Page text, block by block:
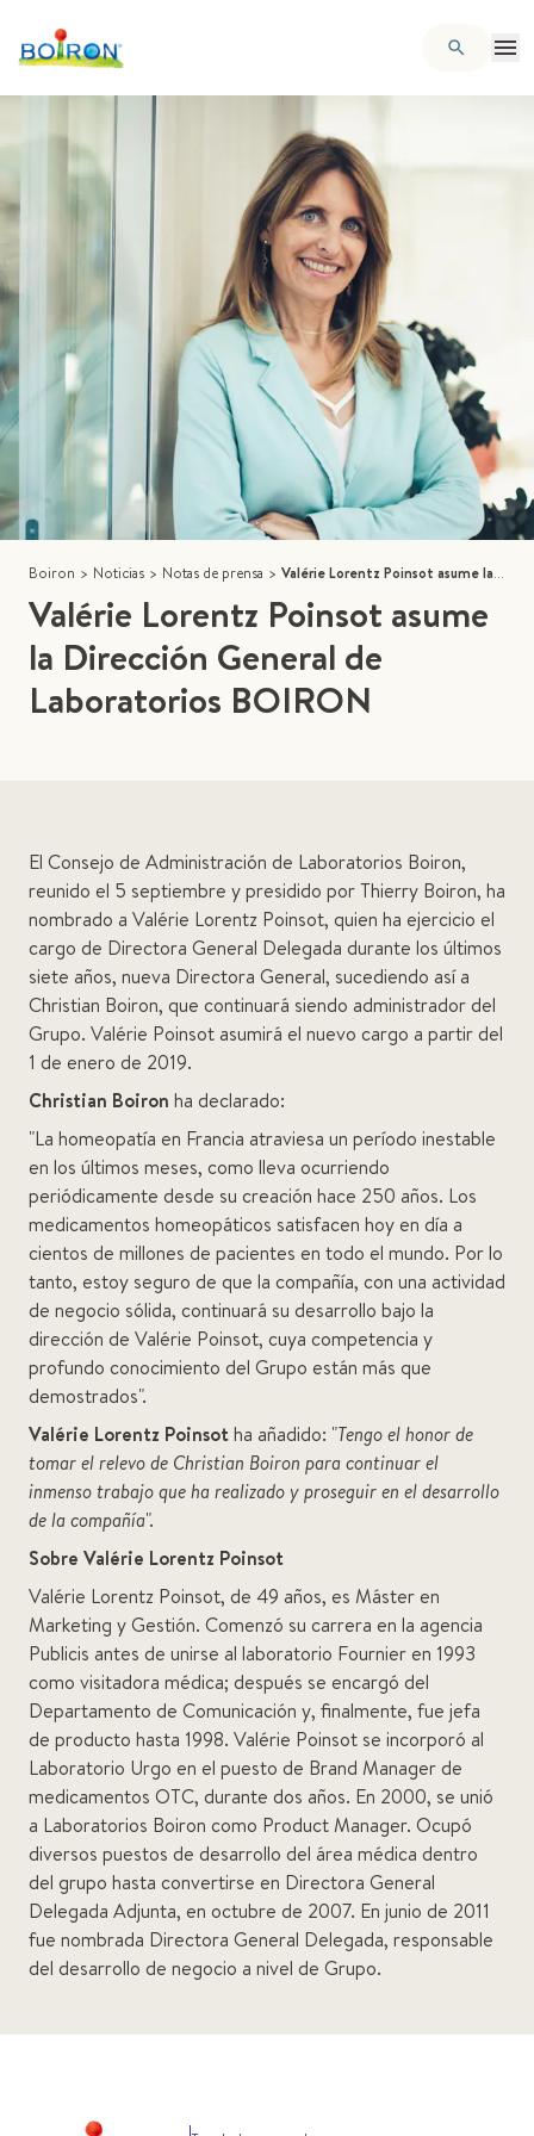
Boiron > Noticias > Notas de prensa > Valérie Lorentz Poinsot asume la Dirección General de Laboratorios BOIRON
Valérie Lorentz Poinsot asume
la Dirección General de
Laboratorios BOIRON
El Consejo de Administración de Laboratorios Boiron,
reunido el 5 septiembre y presidido por Thierry Boiron, ha
nombrado a Valérie Lorentz Poinsot, quien ha ejercicio el
cargo de Directora General Delegada durante los últimos
siete años, nueva Directora General, sucediendo así a
Christian Boiron, que continuará siendo administrador del
Grupo. Valérie Poinsot asumirá el nuevo cargo a partir del
1 de enero de 2019.
Christian Boiron ha declarado:
"La homeopatía en Francia atraviesa un período inestable
en los últimos meses, como lleva ocurriendo
periódicamente desde su creación hace 250 años. Los
medicamentos homeopáticos satisfacen hoy en día a
cientos de millones de pacientes en todo el mundo. Por lo
tanto, estoy seguro de que la compañía, con una actividad
de negocio sólida, continuará su desarrollo bajo la
dirección de Valérie Poinsot, cuya competencia y
profundo conocimiento del Grupo están más que
demostrados".
Valérie Lorentz Poinsotha añadido: "Tengo el honor de
tomar el relevo de Christian Boiron para continuar el
inmenso trabajo que ha realizado y proseguir en el desarrollo
de la compañía".
Sobre Valérie Lorentz Poinsot
Valérie Lorentz Poinsot, de 49 años, es Máster en
Marketing y Gestión. Comenzó su carrera en la agencia
Publicis antes de unirse al laboratorio Fournier en 1993
como visitadora médica; después se encargó del
Departamento de Comunicación y, finalmente, fue jefa
de producto hasta 1998. Valérie Poinsot se incorporó al
Laboratorio Urgo en el puesto de Brand Manager de
medicamentos OTC, durante dos años. En 2000, se unió
a Laboratorios Boiron como Product Manager. Ocupó
diversos puestos de desarrollo del área médica dentro
del grupo hasta convertirse en Directora General
Delegada Adjunta, en octubre de 2007. En junio de 2011
fue nombrada Directora General Delegada, responsable
del desarrollo de negocio a nivel de Grupo.